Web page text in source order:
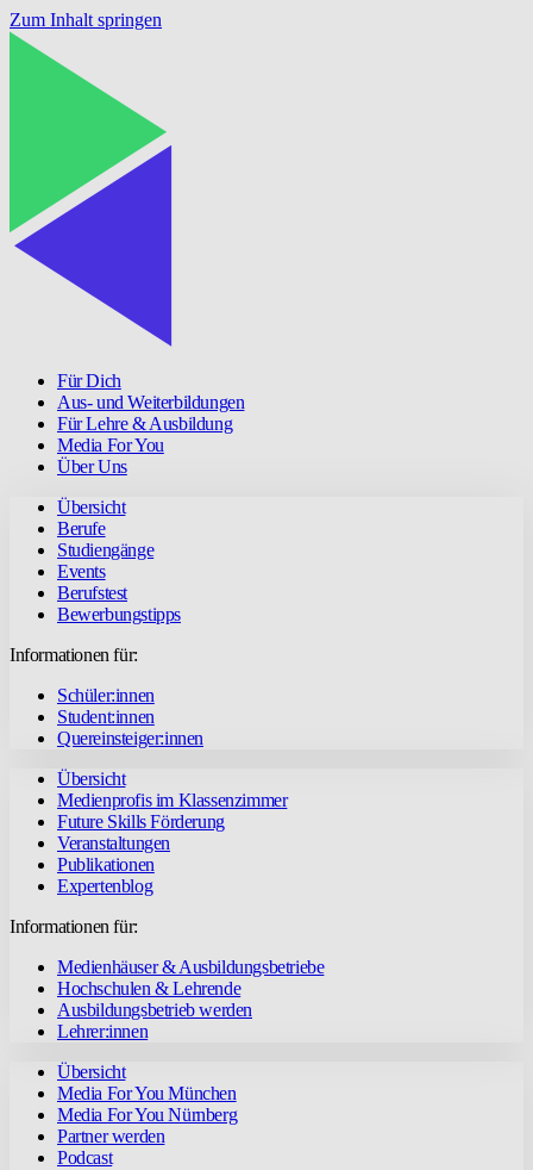
Zum Inhalt springen
Für Dich
Aus- und Weiterbildungen
Für Lehre & Ausbildung
Media For You
Über Uns
Übersicht
Berufe
Studiengänge
Events
Berufstest
Bewerbungstipps
Informationen für:
Schüler:innen
Student:innen
Quereinsteiger:innen
Übersicht
Medienprofis im Klassenzimmer
Future Skills Förderung
Veranstaltungen
Publikationen
Expertenblog
Informationen für:
Medienhäuser & Ausbildungsbetriebe
Hochschulen & Lehrende
Ausbildungsbetrieb werden
Lehrer:innen
Übersicht
Media For You München
Media For You Nürnberg
Partner werden
Podcast